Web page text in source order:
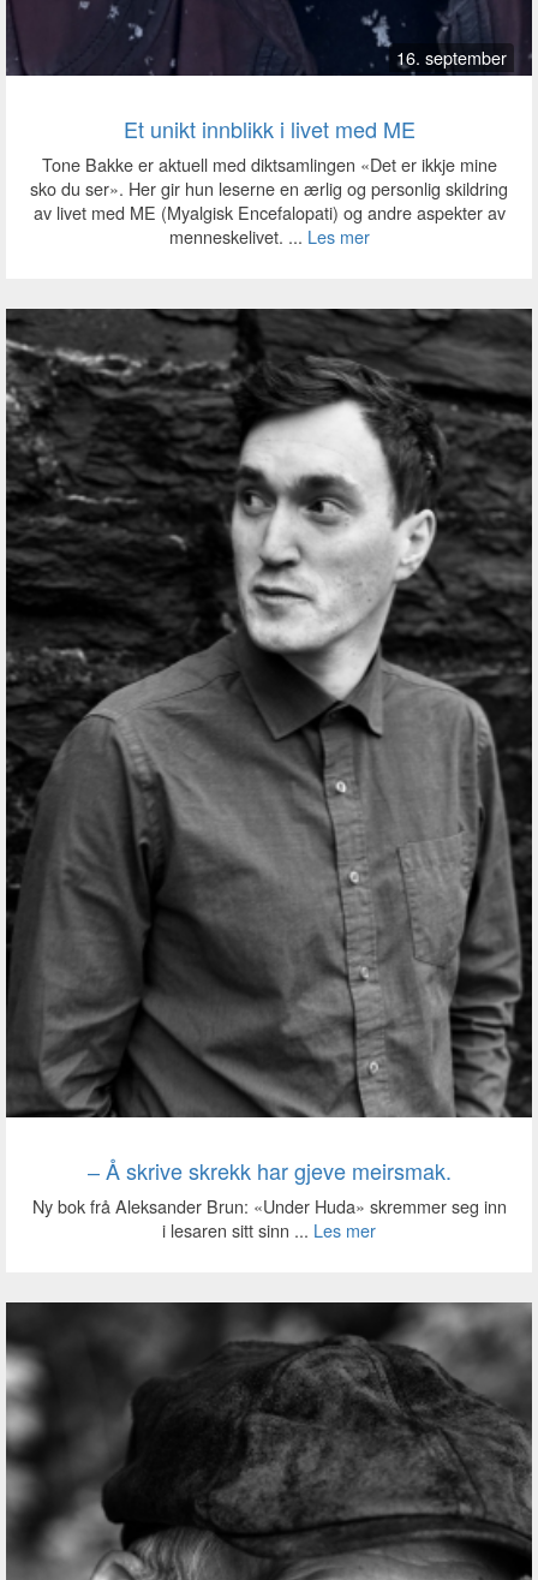
16. september
Et unikt innblikk i livet med ME
Tone Bakke er aktuell med diktsamlingen «Det er ikkje mine
sko du ser». Her gir hun leserne en ærlig og personlig skildring
av livet med ME (Myalgisk Encefalopati) og andre aspekter av
menneskelivet. ... Les mer
‒ Å skrive skrekk har gjeve meirsmak.
Ny bok frå Aleksander Brun: «Under Huda» skremmer seg inn
i lesaren sitt sinn ... Les mer